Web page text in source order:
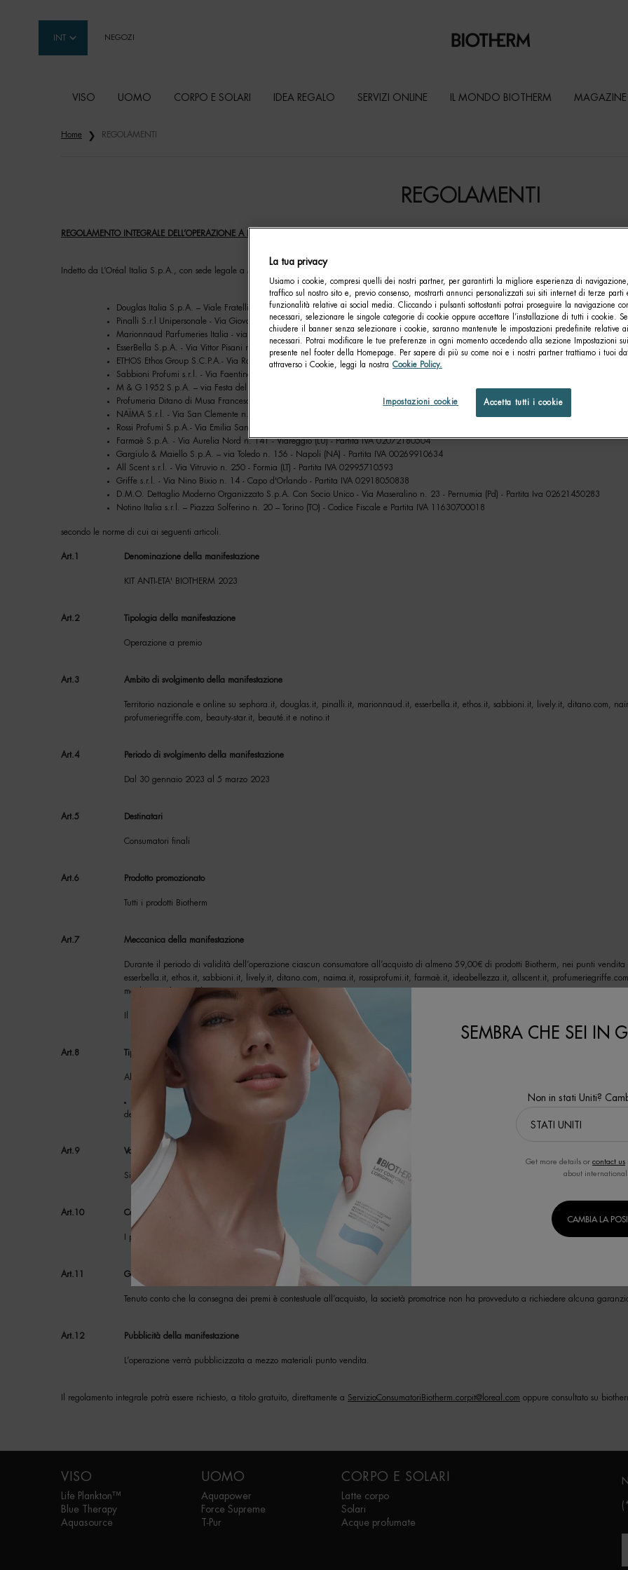
INT NEGOZI
VISO UOMO CORPO E SOLARI IDEA REGALO SERVIZI ONLINE IL MONDO BIOTHERM MAGAZINE
Home
REGOLAMENTI
REGOLAMENTI
REGOLAMENTO INTEGRALE DELL’OPERAZIONE A PREMIO
Indetto da L’Oréal Italia S.p.A., con sede legale a Milano – via Primaticcio n. 155 – C.F. e P.IVA 00471270017, in associazione con
Douglas Italia S.p.A. – Viale Fratelli Castiglioni n. 8 – Milano - Partita IVA 02070451204 e Codice Fiscale 01980940835
Pinalli S.r.l Unipersonale - Via Giovanni Boccaccio n. 39 - Milano (MI) – Partita IVA e Codice Fiscale 08836820962
Marionnaud Parfumeries Italia - via Riccardo Lombardi n. 19/4 – Milano (MI) - Partita IVA 13425220152
EsserBella S.p.A. - Via Vittor Pisani n. 20 - Milano (MI) -– Codice Fiscale e Partita IVA 03326110966
ETHOS Ethos Group S.C.P.A.- Via Roveggia n. 124 – Verona (VR) - Partita IVA 02596800231
Sabbioni Profumi s.r.l. - Via Faentina n. 118 - Ravenna (RA) –– Partita IVA e Codice Fiscale 00741180392
M & G 1952 S.p.A. – via Festa del Perdono n. 10 – Milano (MI) - Partita IVA 07391700155
Profumeria Ditano di Musa Francesca - Piazza Ciaia n. 18 - Fasano (BR) - Partita IVA 00651850745
NAÏMA S.r.l. - Via San Clemente n. 1 – Milano (MI) – Partita IVA 09571450965
Rossi Profumi S.p.A.- Via Emilia Santo Stefano n. 9 - Reggio Emilia (RE) – Partita IVA 01351170350
Farmaè S.p.A. - Via Aurelia Nord n. 141 - Viareggio (LU) - Partita IVA 02072180504
Gargiulo & Maiello S.p.A. – via Toledo n. 156 - Napoli (NA) - Partita IVA 00269910634
All Scent s.r.l. - Via Vitruvio n. 250 - Formia (LT) - Partita IVA 02995710593
Griffe s.r.l. - Via Nino Bixio n. 14 - Capo d'Orlando - Partita IVA 02918050838
D.M.O. Dettaglio Moderno Organizzato S.p.A. Con Socio Unico - Via Maseralino n. 23 - Pernumia (Pd) - Partita Iva 02621450283
Notino Italia s.r.l. – Piazza Solferino n. 20 – Torino (TO) - Codice Fiscale e Partita IVA 11630700018
secondo le norme di cui ai seguenti articoli.
Art.1 Denominazione della manifestazione
KIT ANTI-ETA' BIOTHERM 2023
Art.2 Tipologia della manifestazione
Operazione a premio
Art.3 Ambito di svolgimento della manifestazione
Territorio nazionale e online su sephora.it, douglas.it, pinalli.it, marionnaud.it, esserbella.it, ethos.it, sabbioni.it, lively.it, ditano.com,
profumeriegriffe.com, beauty-star.it, beauté.it e notino.it
Art.4 Periodo di svolgimento della manifestazione
Dal 30 gennaio 2023 al 5 marzo 2023
Art.5 Destinatari
Consumatori finali
Art.6 Prodotto promozionato
Tutti i prodotti Biotherm
Art.7 Meccanica della manifestazione
Durante il periodo di validità dell’operazione ciascun consumatore all’acquisto di almeno 59,00€ di prodotti Biotherm, nei punti
esserbella.it, ethos.it, sabbioni.it, lively.it, ditano.com, naima.it, rossiprofumi.it, farmaè.it, ideabellezza.it, allscent.it,
meglio specificato nel successivo art. 8.
Il punto vendita sarà considerato aderente alla manifestazione soltanto in presenza all’interno dello stesso di apposita comunicazione.
Art.8 Tipologia e valore complessivo dei premi
All’atto dell’acquisto ciascun consumatore avrà diritto ad un premio e precisamente:
n. 1 Kit Anti-Etè Blue di Biotherm contenente: n. 1 Blue Therapy Red Algae Uplift Day nel formato da 15ml, n. 1 Blue Therapy
del valore complessivo di euro 49,00 (iva inclusa)
Art.9 Valore complessivo dei premi
Si prevede verranno assegnati n. 3.000 premi per un valore complessivo di euro 147.000,00 (iva inclusa)
Art.10 Consegna dei premi
I premi verranno consegnati agli aventi diritto unitamente al prodotto acquistato.
Art.11 Garanzia dei premi
Tenuto conto che la consegna dei premi è contestuale all’acquisto, la società promotrice non ha provveduto a richiedere alcuna
Art.12 Pubblicità della manifestazione
L’operazione verrà pubblicizzata a mezzo materiali punto vendita.
Il regolamento integrale potrà essere richiesto, a titolo gratuito, direttamente a ServizioConsumatoriBiotherm.corpit@loreal.com oppure consultato su
VISO
Life Plankton™
Blue Therapy
Aquasource
UOMO
Aquapower
Force Supreme
T-Pur
CORPO E SOLARI
Latte corpo
Solari
Acque profumate
La tua privacy
Usiamo i cookie, compresi quelli dei nostri partner, per garantirti la migliore esperienza di
traffico sul nostro sito e, previo consenso, mostrarti annunci personalizzati sui siti internet di terze
funzionalità relative ai social media. Cliccando i pulsanti sottostanti potrai proseguire la navigazione
necessari, selezionare le singole categorie di cookie oppure accettare l’installazione di tutti i cookie.
chiudere il banner senza selezionare i cookie, saranno mantenute le impostazioni predefinite relative
necessari. Potrai modificare le tue preferenze in ogni momento accedendo alla sezione Impostazioni
presente nel footer della Homepage. Per sapere di più su come noi e i nostri partner trattiamo i tuoi
attraverso i Cookie, leggi la nostra Cookie Policy.
Impostazioni cookie Accetta tutti i cookie
SEMBRA CHE SEI IN
Non in stati Uniti?
Get more details or contact us
about international
CAMBIA LA